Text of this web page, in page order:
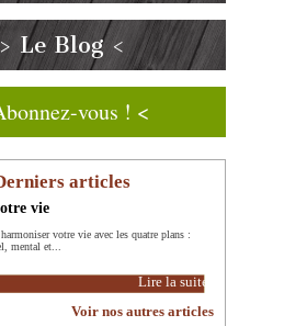
> Le Blog <
vous ! <
articles
vie
votre vie avec les quatre plans :
mental et...
Lire la suite
Voir nos autres articles